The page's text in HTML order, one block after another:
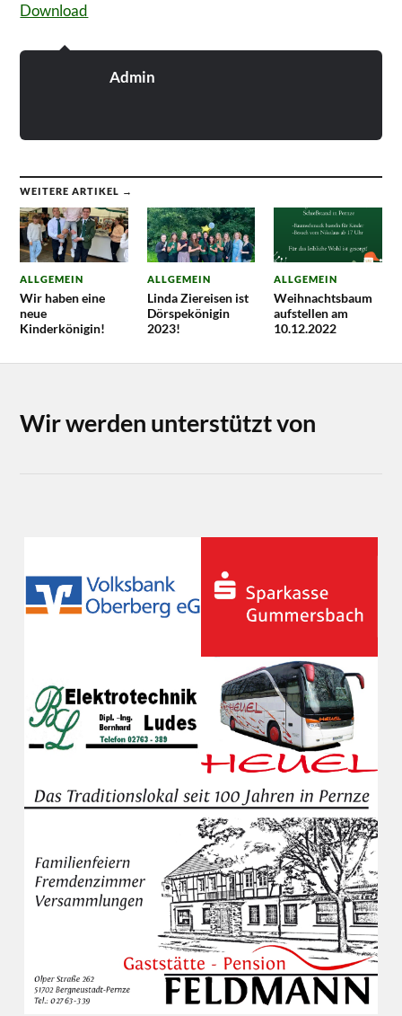
Download
Admin
WEITERE ARTIKEL →
ALLGEMEIN
Wir haben eine
neue
Kinderkönigin!
ALLGEMEIN
Linda Ziereisen ist
Dörspekönigin
2023!
ALLGEMEIN
Weihnachtsbaum
aufstellen am
10.12.2022
Wir werden unterstützt von